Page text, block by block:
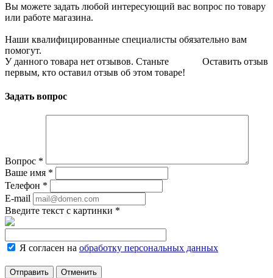
Вы можете задать любой интересующий вас вопрос по товару
или работе магазина.
Наши квалифицированные специалисты обязательно вам
помогут.
Оставить отзыв
У данного товара нет отзывов. Станьте
первым, кто оставил отзыв об этом товаре!
Задать вопрос
Вопрос *
Ваше имя *
Телефон *
E-mail
Введите текст с картинки *
Я согласен на обработку персональных данных
Отменить